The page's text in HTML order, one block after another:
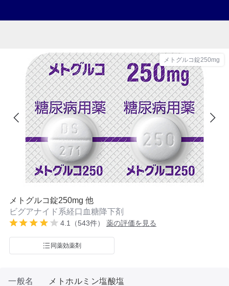
メトグルコ錠250mg
メトグルコ錠250mg 他
ビグアナイド系経口血糖降下剤
4.1（543件） 薬の評価を見る
同薬効薬剤
一般名
メトホルミン塩酸塩